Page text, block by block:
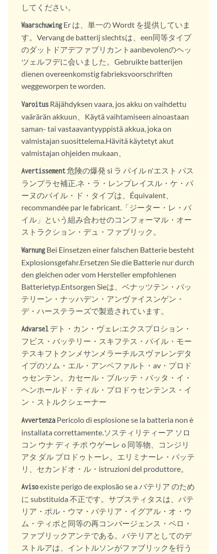
してください。
WaarschuwingEr は、単一の Wordt を提供していま
す。Vervang de batterij slechtsは、een同等タイプ
のダットドアデファブリカントaanbevolenのヘッ
ツェルフデに会いました。Gebruikte batterijen
dienen overeenkomstig fabrieksvoorschriften
weggeworpen te worden.
Varoitus Räjähdyksen vaara, jos akku on vaihdettu
vaärärän akkuun、Käytä vaihtamiseen ainoastaan
saman- tai vastaavantyyppistä akkua, joka on
valmistajan suosittelema.Hävitä käytetyt akut
valmistajan ohjeiden mukaan、
Avertissement危険の爆発 si ラ パイル n'エスト パス
ランプラセ補正.ネ・ラ・レンプレイスル・ケ・パ
ーヌのパイル・ド・タイプは、Équivalent、
recommandée par le fabricant.「ジーター・レ・パ
イル」という組み合わせのコンフォーマル・オー
ストラクション・デュ・ファブリック。
WarnungBei Einsetzen einer falschen Batterie besteht
Explosionsgefahr.Ersetzen Sie die Batterie nur durch
den gleichen oder vom Hersteller empfohlenen
Batterietyp.Entsorgen Sieは、ベナッツテン・バッ
テリーン・ナッハデン・アンヴァイスンゲン・
デ・ハーステラーズで製造されています。
Advarsel デト・カン・ヴェレ:エクスプロション・
フビス・バッテリー・スキフテス・パイル・モー
テスキフトクンメサンメラーチルスヴァレンデタ
イプのソム・エル・アンベファルト・av・プロド
ゥセンテン。カセール・ブルッテ・バッタ・イ・
ヘンホールド・ティル・プロドゥセンテンス・イ
ン・ストルクシェーナー
Avvertenza Pericolo di esplosione se la batteria non è
installata correttamente.ソスティリティーア ソロ
コン ウナ ディ チポ ウゲーレ o 同等物、コンジリ
アタ ダル プロドゥトーレ。エリミナーレ・バッテ
リ、セカンドオ・ル・istruzioni del produttore。
Avisoexiste perigo de explosão se a バテリア のため
に substituída 不正です。サブスティタスは、バテ
リア・ポル・ウマ・バテリア・イグアル・オ・ウ
ム・ティポと同等の再コンバージェンス・ペロ・
ファブリックアンテである。バテリアとしてのデ
ストルアは、イントルソンがファブリックを行う